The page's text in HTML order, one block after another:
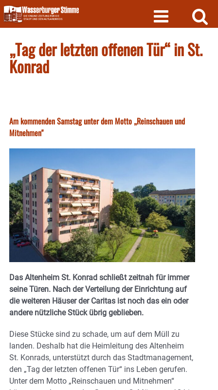
Skip
to
content
„Tag der letzten offenen Tür“ in St.
Konrad
Am kommenden Samstag unter dem Motto „Reinschauen und
Mitnehmen"
Das Altenheim St. Konrad schließt zeitnah für immer
seine Türen. Nach der Verteilung der Einrichtung auf
die weiteren Häuser der Caritas ist noch das ein oder
andere nützliche Stück übrig geblieben.
Diese Stücke sind zu schade, um auf dem Müll zu
landen. Deshalb hat die Heimleitung des Altenheim
St. Konrads, unterstützt durch das Stadtmanagement,
den „Tag der letzten offenen Tür“ ins Leben gerufen.
Unter dem Motto „Reinschauen und Mitnehmen“